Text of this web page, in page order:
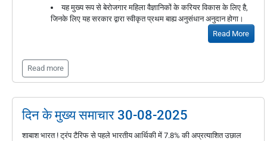
यह मुख्य रूप से बेरोजगार महिला वैज्ञानिकों के करियर विकास के लिए है,
जिनके लिए यह सरकार द्वारा स्वीकृत प्रथम बाह्य अनुसंधान अनुदान होगा।
Read More
Read more
दिन के मुख्य समाचार 30-08-2025
शाबाश भारत ! ट्रंप टैरिफ से पहले भारतीय आर्थिकी में 7.8% की अप्रत्याशित उछाल